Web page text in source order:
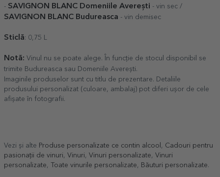
- SAVIGNON BLANC Domeniile Averești - vin sec /
SAVIGNON BLANC Budureasca - vin demisec
Sticlă: 0,75 L
Notă: Vinul nu se poate alege. În funcție de stocul disponibil se
trimite Budureasca sau Domeniile Averești.
Imaginile produselor sunt cu titlu de prezentare. Detaliile
produsului personalizat (culoare, ambalaj) pot diferi ușor de cele
afișate în fotografii.
Vezi și alte Produse personalizate ce contin alcool , Cadouri pentru
pasionații de vinuri, Vinuri, Vinuri personalizate, Vinuri
personalizate, Toate vinurile personalizate, Băuturi personalizate.